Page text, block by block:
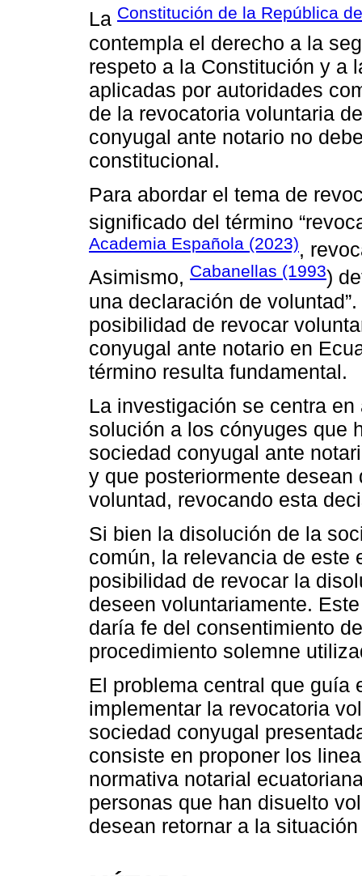
La Constitución de la República
contempla el derecho a la
respeto a la Constitución y a
aplicadas por autoridades
de la revocatoria voluntaria
conyugal ante notario no
constitucional.
Para abordar el tema de
significado del término
Academia Española (2023),
Asimismo, Cabanellas (1993)
una declaración de
posibilidad de revocar
conyugal ante notario en
término resulta fundamental.
La investigación se centra
solución a los cónyuges que
sociedad conyugal ante
y que posteriormente
voluntad, revocando esta
Si bien la disolución de la
común, la relevancia de este
posibilidad de revocar la
deseen voluntariamente.
daría fe del consentimiento
procedimiento solemne
El problema central que guía
implementar la revocatoria
sociedad conyugal
consiste en proponer los
normativa notarial
personas que han disuelto
desean retornar a la